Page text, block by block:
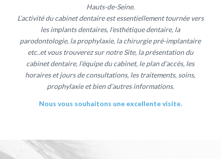
Hauts-de-Seine.
L’activité du cabinet dentaire est essentiellement tournée vers
les implants dentaires, l’esthétique dentaire, la
parodontologie, la prophylaxie, la chirurgie pré-implantaire
etc..et vous trouverez sur notre Site, la présentation du
cabinet dentaire, l’équipe du cabinet, le plan d’accès, les
horaires et jours de consultations, les traitements, soins,
prophylaxie et bien d’autres informations.
Nous vous souhaitons une excellente visite.